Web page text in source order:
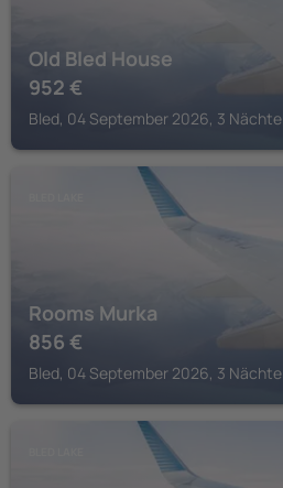
Old Bled House
952 €
Bled, 04 September 2026, 3 Nächte
Rooms Murka
856 €
Bled, 04 September 2026, 3 Nächte